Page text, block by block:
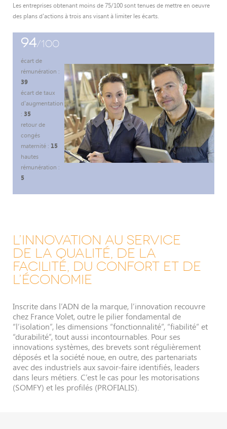
Les entreprises obtenant moins de 75/100 sont tenues de mettre en oeuvre
des plans d'actions à trois ans visant à limiter les écarts.
94/100
écart de
rémunération :
39
écart de taux
d'augmentation
: 35
retour de
congés
maternité : 15
hautes
rémunération :
5
L’INNOVATION AU SERVICE
DE LA QUALITÉ, DE LA
FACILITÉ, DU CONFORT ET DE
L’ÉCONOMIE
Inscrite dans l’ADN de la marque, l’innovation recouvre
chez France Volet, outre le pilier fondamental de
“l’isolation”, les dimensions “fonctionnalité”, “fiabilité” et
“durabilité”, tout aussi incontournables. Pour ses
innovations systèmes, des brevets sont régulièrement
déposés et la société noue, en outre, des partenariats
avec des industriels aux savoir-faire identifiés, leaders
dans leurs métiers. C’est le cas pour les motorisations
(SOMFY) et les profilés (PROFIALIS).